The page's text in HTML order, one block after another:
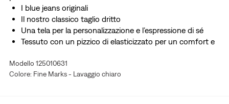
I blue jeans originali
Il nostro classico taglio dritto
Una tela per la personalizzazione e l’espressione di sé
Tessuto con un pizzico di elasticizzato per un comfort e
Il perfetto look vissuto… ma senza tutto il duro lavoro.
Questo capo è stato invecchiato per un autentico look
Modello 125010631
Colore: Fine Marks - Lavaggio chiaro